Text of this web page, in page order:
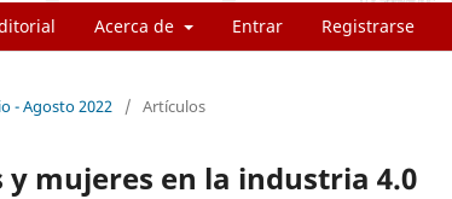
Acerca de Entrar Registrarse
- Agosto 2022 / Artículos
mujeres en la industria 4.0